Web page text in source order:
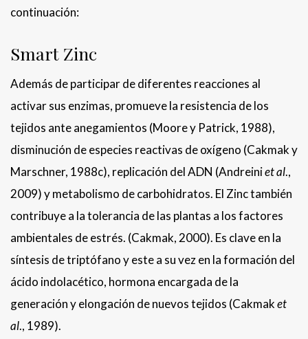
continuación:
Smart Zinc
Además de participar de diferentes reacciones al
activar sus enzimas, promueve la resistencia de los
tejidos ante anegamientos (Moore y Patrick, 1988),
disminución de especies reactivas de oxígeno (Cakmak y
Marschner, 1988c), replicación del ADN (Andreiniet al.,
2009) y metabolismo de carbohidratos. El Zinc también
contribuye a la tolerancia de las plantas a los factores
ambientales de estrés. (Cakmak, 2000). Es clave en la
síntesis de triptófano y este a su vez en la formación del
ácido indolacético, hormona encargada de la
generación y elongación de nuevos tejidos (Cakmaket
al., 1989).